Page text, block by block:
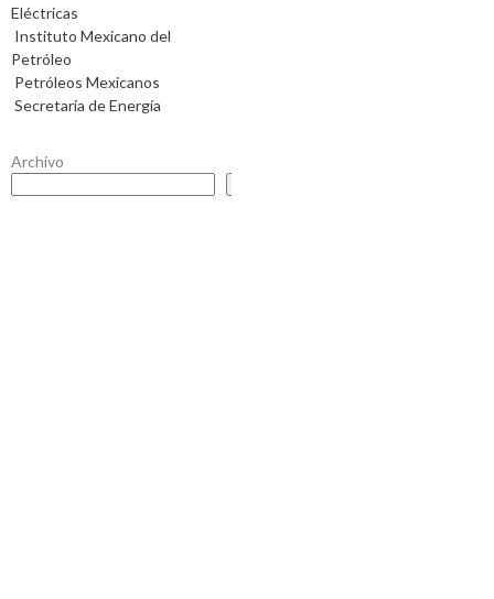
Eléctricas
Instituto Mexicano del
Petróleo
Petróleos Mexicanos
Secretaría de Energía
Archivo